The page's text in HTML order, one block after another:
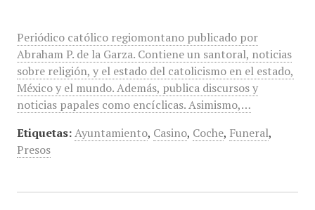
Periódico católico regiomontano publicado por
Abraham P. de la Garza. Contiene un santoral, noticias
sobre religión, y el estado del catolicismo en el estado,
México y el mundo. Además, publica discursos y
noticias papales como encíclicas. Asimismo,…
Etiquetas: Ayuntamiento, Casino, Coche, Funeral,
Presos